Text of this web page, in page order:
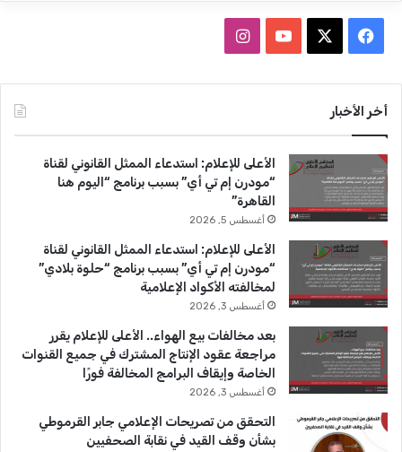
س
و
ك
T
u
b
e
ق
ا
م
أخر الأخبار
الأعلى للإعلام: استدعاء الممثل القانوني لقناة
“مودرن إم تي أي” بسبب برنامج “اليوم هنا
القاهرة”
أغسطس 5, 2026
الأعلى للإعلام: استدعاء الممثل القانوني لقناة
“مودرن إم تي أي” بسبب برنامج “حلوة بلادي”
لمخالفته الأكواد الإعلامية
أغسطس 3, 2026
بعد مخالفات بيع الهواء.. الأعلى للإعلام يقرر
مراجعة عقود الإنتاج المشترك في جميع القنوات
الخاصة وإيقاف البرامج المخالفة فورًا
أغسطس 3, 2026
التحقق من تصريحات الإعلامي جابر القرموطي
بشأن وقف القيد في نقابة الصحفيين